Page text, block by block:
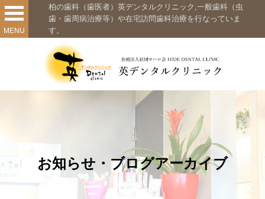
MENU
柏の歯科（歯医者）英デンタルクリニック,一般歯科（虫
歯・歯周病治療等）や在宅訪問歯科治療を行なっていま
す。
お知らせ・ブログアーカイブ